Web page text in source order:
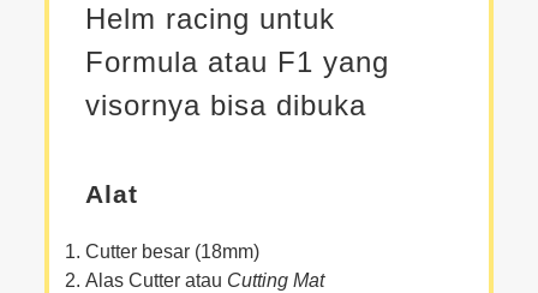
Helm racing untuk
Formula atau F1 yang
visornya bisa dibuka
Alat
Cutter besar (18mm)
Alas Cutter atau Cutting Mat